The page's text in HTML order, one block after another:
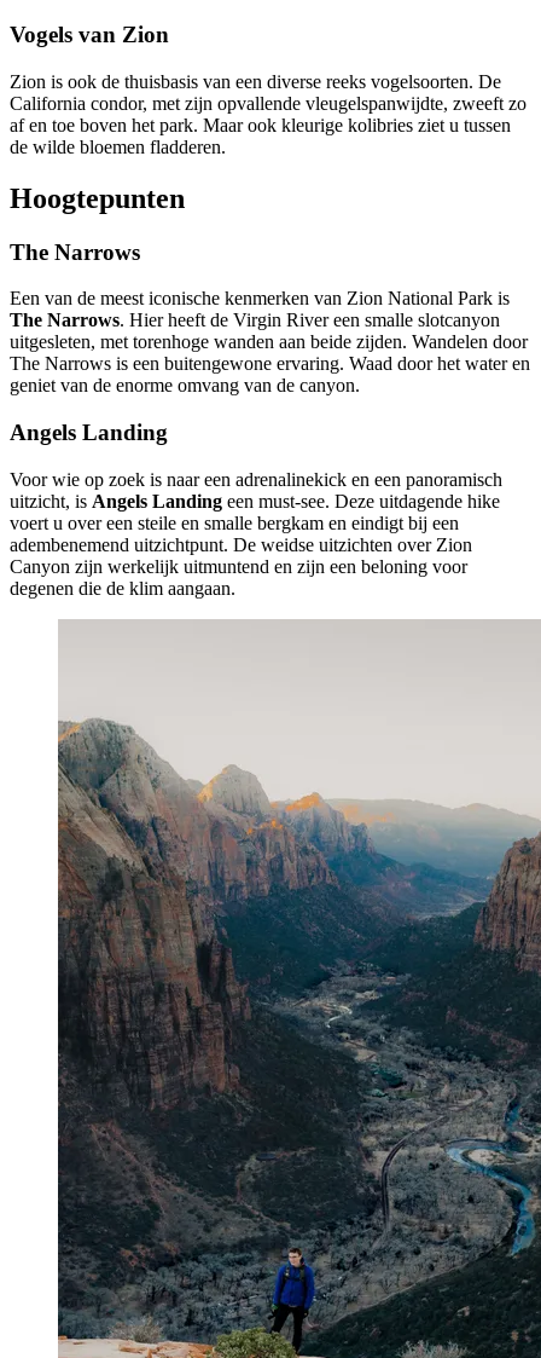
Vogels van Zion
Zion is ook de thuisbasis van een diverse reeks vogelsoorten. De
California condor, met zijn opvallende vleugelspanwijdte, zweeft zo
af en toe boven het park. Maar ook kleurige kolibries ziet u tussen
de wilde bloemen fladderen.
Hoogtepunten
The Narrows
Een van de meest iconische kenmerken van Zion National Park is
The Narrows. Hier heeft de Virgin River een smalle slotcanyon
uitgesleten, met torenhoge wanden aan beide zijden. Wandelen door
The Narrows is een buitengewone ervaring. Waad door het water en
geniet van de enorme omvang van de canyon.
Angels Landing
Voor wie op zoek is naar een adrenalinekick en een panoramisch
uitzicht, is Angels Landing een must-see. Deze uitdagende hike
voert u over een steile en smalle bergkam en eindigt bij een
adembenemend uitzichtpunt. De weidse uitzichten over Zion
Canyon zijn werkelijk uitmuntend en zijn een beloning voor
degenen die de klim aangaan.